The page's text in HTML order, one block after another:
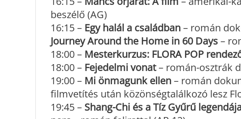
beszélő (AG)
16:15 – Egy halál a családban– román
Journey Around the Home in 60 Days–
18:00 – Mesterkurzus: FLORA POP
18:00 – Fejedelmi vonat– román-osztrák
19:00 – Mi önmagunk ellen– román
filmvetítés után közönségtalálkozó lesz
19:45 – Shang-Chi és a Tíz Gyűrű